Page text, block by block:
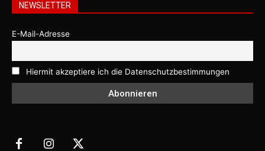
NEWSLETTER
E-Mail-Adresse
Hiermit akzeptiere ich die Datenschutzbestimmungen